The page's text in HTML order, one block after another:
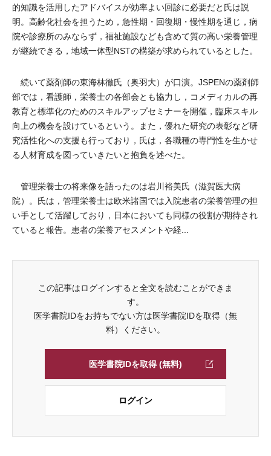
的知識を活用したアドバイスが効率よい回診に必要だと氏は説
明。高齢化社会を担うため，急性期・回復期・慢性期を通じ，病
院や診療所のみならず，福祉施設なども含めて質の高い栄養管理
が継続できる，地域一体型NSTの構築が求められているとした。
続いて薬剤師の東海林徹氏（奥羽大）が口演。JSPENの薬剤師
部では，看護師，栄養士の各部会とも協力し，コメディカルの再
教育と標準化のためのスキルアップセミナーを開催，臨床スキル
向上の機会を設けているという。また，優れた研究の表彰など研
究活性化への支援も行っており，氏は，各職種の専門性を生かせ
る人材育成を図っていきたいと抱負を述べた。
管理栄養士の将来像を語ったのは岩川裕美氏（滋賀医大病
院）。氏は，管理栄養士は欧米諸国では入院患者の栄養管理の担
い手として活躍しており，日本においても同様の役割が期待され
ていると報告。患者の栄養アセスメントや経...
この記事はログインすると全文を読むことができま
す。
医学書院IDをお持ちでない方は医学書院IDを取得（無
料）ください。
医学書院IDを取得 (無料)
ログイン